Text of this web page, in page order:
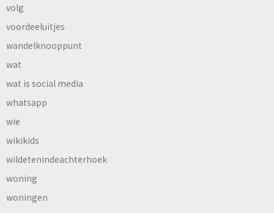
volg
voordeeluitjes
wandelknooppunt
wat
wat is social media
whatsapp
wie
wikikids
wildetenindeachterhoek
woning
woningen